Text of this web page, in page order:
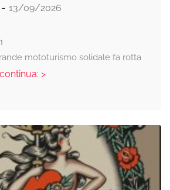
- 13/09/2026
mototurismo solidale fa rotta
continua: >